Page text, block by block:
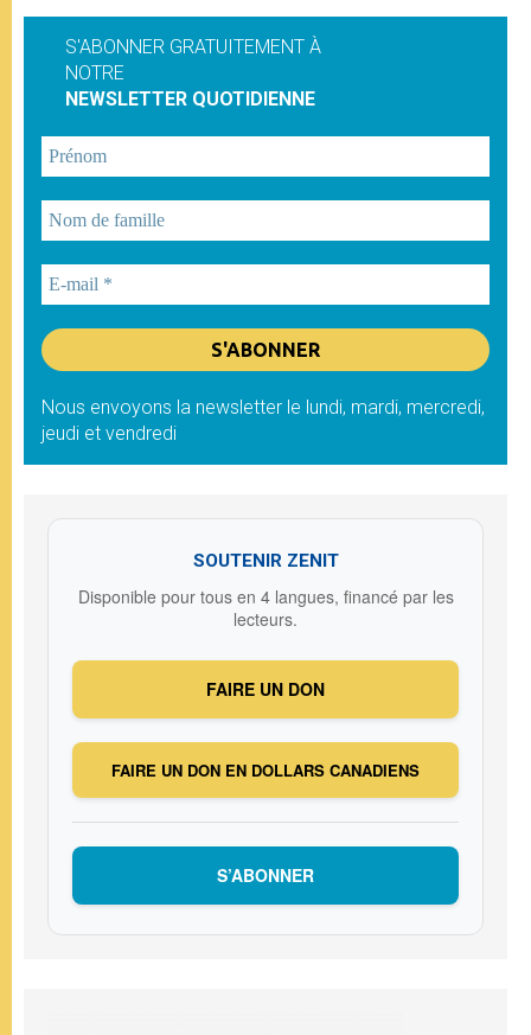
S'ABONNER GRATUITEMENT À
NOTRE
NEWSLETTER QUOTIDIENNE
Nous envoyons la newsletter le lundi, mardi, mercredi,
jeudi et vendredi
SOUTENIR ZENIT
Disponible pour tous en 4 langues, financé par les
lecteurs.
FAIRE UN DON
FAIRE UN DON EN DOLLARS CANADIENS
S’ABONNER